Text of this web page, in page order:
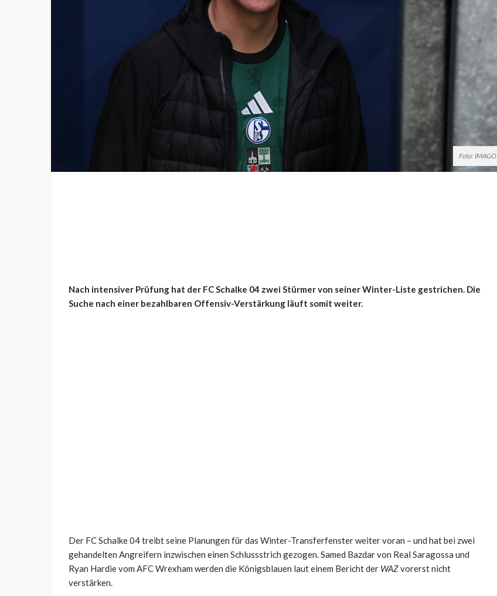
Foto: IMAGO
Nach intensiver Prüfung hat der FC Schalke 04 zwei Stürmer von seiner Winter-Liste gestrichen. Die
Suche nach einer bezahlbaren Offensiv-Verstärkung läuft somit weiter.
Der FC Schalke 04 treibt seine Planungen für das Winter-Transferfenster weiter voran – und hat bei zwei
gehandelten Angreifern inzwischen einen Schlussstrich gezogen. Samed Bazdar von Real Saragossa und
Ryan Hardie vom AFC Wrexham werden die Königsblauen laut einem Bericht der WAZvorerst nicht
verstärken.